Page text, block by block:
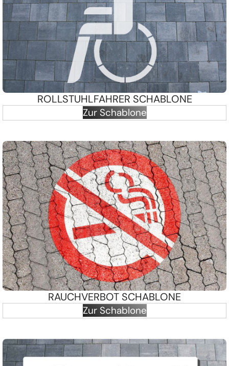
ROLLSTUHLFAHRER SCHABLONE
Zur Schablone
RAUCHVERBOT SCHABLONE
Zur Schablone